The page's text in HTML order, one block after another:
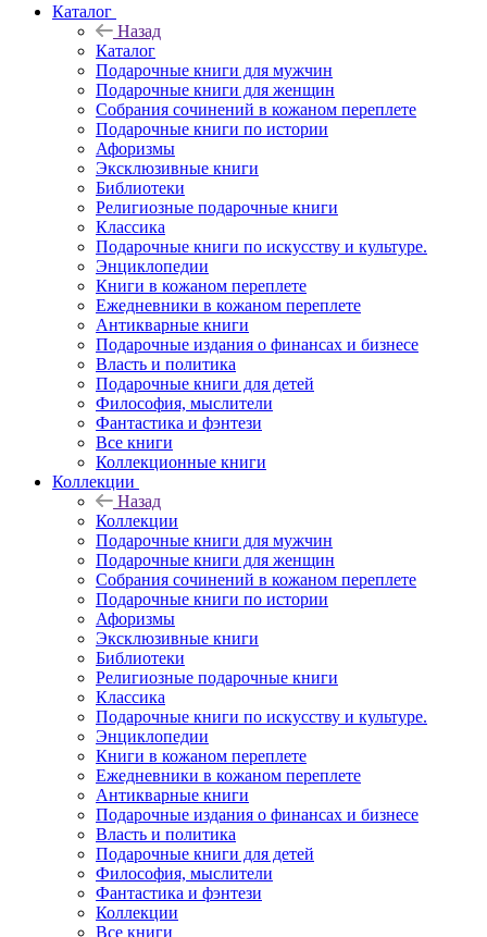
Каталог
Назад
Каталог
Подарочные книги для мужчин
Подарочные книги для женщин
Собрания сочинений в кожаном переплете
Подарочные книги по истории
Афоризмы
Эксклюзивные книги
Библиотеки
Религиозные подарочные книги
Классика
Подарочные книги по искусству и культуре.
Энциклопедии
Книги в кожаном переплете
Ежедневники в кожаном переплете
Антикварные книги
Подарочные издания о финансах и бизнесе
Власть и политика
Подарочные книги для детей
Философия, мыслители
Фантастика и фэнтези
Все книги
Коллекционные книги
Коллекции
Назад
Коллекции
Подарочные книги для мужчин
Подарочные книги для женщин
Собрания сочинений в кожаном переплете
Подарочные книги по истории
Афоризмы
Эксклюзивные книги
Библиотеки
Религиозные подарочные книги
Классика
Подарочные книги по искусству и культуре.
Энциклопедии
Книги в кожаном переплете
Ежедневники в кожаном переплете
Антикварные книги
Подарочные издания о финансах и бизнесе
Власть и политика
Подарочные книги для детей
Философия, мыслители
Фантастика и фэнтези
Коллекции
Все книги